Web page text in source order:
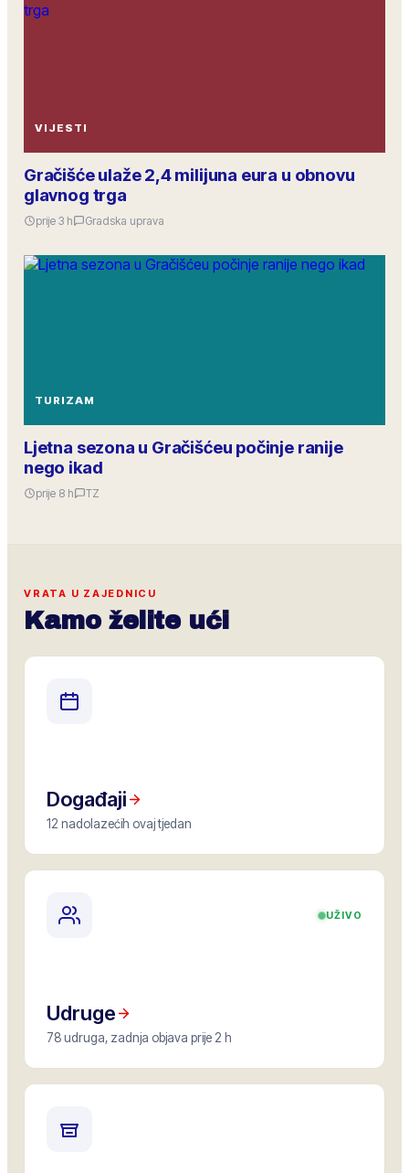
VIJESTI
Gračišće ulaže 2,4 milijuna eura u obnovu
glavnog trga
prije 3 h Gradska uprava
TURIZAM
Ljetna sezona u Gračišćeu počinje ranije
nego ikad
prije 8 h TZ
VRATA U ZAJEDNICU
Kamo želite ući
Događaji
12 nadolazećih ovaj tjedan
UŽIVO
Udruge
78 udruga, zadnja objava prije 2 h